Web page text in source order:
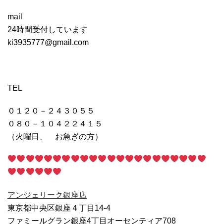
mail
24時間受付しています
ki3935777@gmail.com
TEL
０１２０－２４３０５５
０８０－１０４２２４１５
（火曜日、 お急ぎの方）
アンジェリーク銀座店
東京都中央区銀座４丁目14-4
ファミールグラン銀座4丁目オーセンティア708